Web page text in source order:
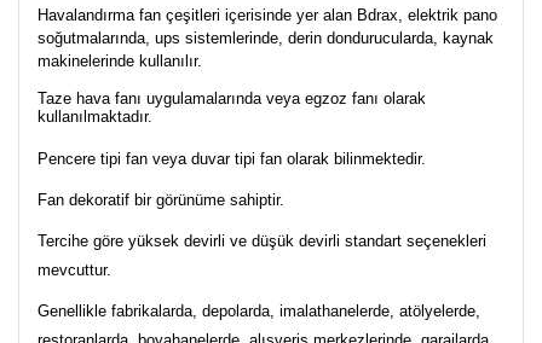
Havalandırma fan çeşitleri içerisinde yer alan Bdrax, elektrik pano
soğutmalarında, ups sistemlerinde, derin dondurucularda, kaynak
makinelerinde kullanılır.
Taze hava fanı uygulamalarında veya egzoz fanı olarak
kullanılmaktadır.
Pencere tipi fan veya duvar tipi fan olarak bilinmektedir.
Fan dekoratif bir görünüme sahiptir.
Tercihe göre yüksek devirli ve düşük devirli standart seçenekleri
mevcuttur.
Genellikle fabrikalarda, depolarda, imalathanelerde, atölyelerde,